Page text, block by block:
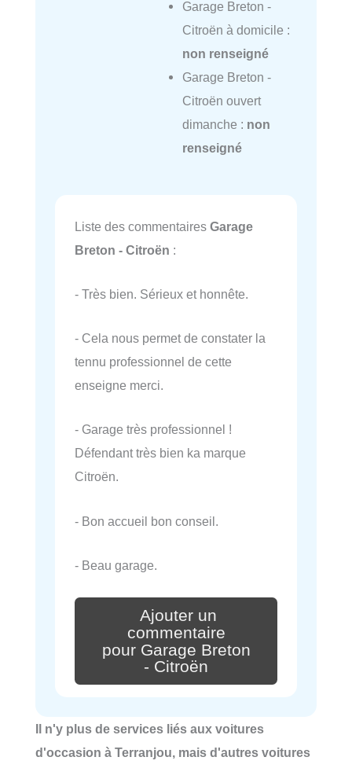
Garage Breton -
Citroën à domicile :
non renseigné
Garage Breton -
Citroën ouvert
dimanche : non
renseigné
Liste des commentaires Garage
Breton - Citroën :
- Très bien. Sérieux et honnête.
- Cela nous permet de constater la
tennu professionnel de cette
enseigne merci.
- Garage très professionnel !
Défendant très bien ka marque
Citroën.
- Bon accueil bon conseil.
- Beau garage.
Ajouter un
commentaire
pour Garage Breton
- Citroën
Il n'y plus de services liés aux voitures
d'occasion à Terranjou, mais d'autres voitures